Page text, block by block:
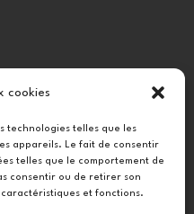
cookies
technologies telles que les
appareils. Le fait de consentir
telles que le comportement de
consentir ou de retirer son
et fonctions.